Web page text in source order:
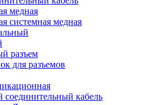
медная
системная медная
разъем
для разъемов
кабель